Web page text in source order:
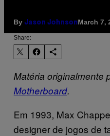
By Jason JohnsonMarch 7,
Share:
Matéria originalmente
Motherboard.
Em 1993, Max
designer de jogos de